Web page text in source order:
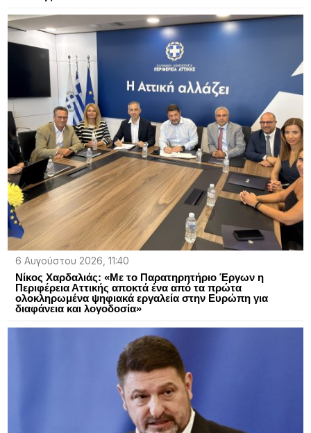
6 Αυγούστου 2026, 11:40
Νίκος Χαρδαλιάς: «Με το Παρατηρητήριο Έργων η
Περιφέρεια Αττικής αποκτά ένα από τα πρώτα
ολοκληρωμένα ψηφιακά εργαλεία στην Ευρώπη για
διαφάνεια και λογοδοσία»